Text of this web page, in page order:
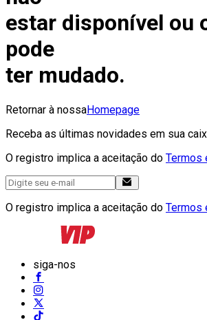
estar disponível ou
pode
ter mudado.
Retornar à nossaHomepage
Receba as últimas novidades em sua
O registro implica a aceitação do Termos
O registro implica a aceitação do Termos
siga-nos